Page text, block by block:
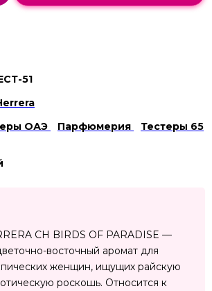
51
ОАЭ Парфюмерия
Тестеры 65
CH BIRDS OF PARADISE —
восточный аромат для
женщин, ищущих райскую
роскошь. Относится к